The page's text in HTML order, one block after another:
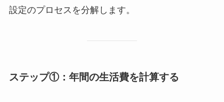
設定のプロセスを分解します。
ステップ①：年間の生活費を計算する